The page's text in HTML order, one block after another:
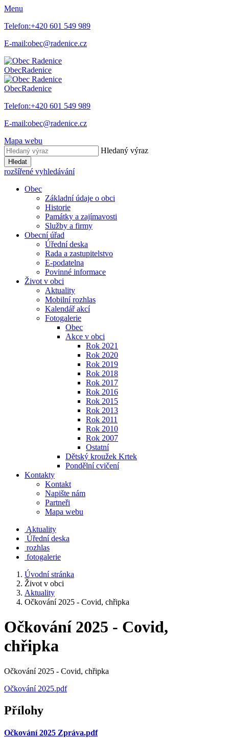
Menu
Telefon:+420 601 549 989
E-mail:obec@radenice.cz
ObecRadenice
ObecRadenice
Telefon:+420 601 549 989
E-mail:obec@radenice.cz
Mapa webu
Hledaný výraz
Hledat
rozšířené vyhledávání
Obec
Základní údaje o obci
Historie
Památky a zajímavosti
Služby a firmy
Obecní úřad
Úřední deska
Rada a zastupitelstvo
E-podatelna
Povinné informace
Život v obci
Aktuality
Mobilní rozhlas
Kalendář akcí
Fotogalerie
Obec
Akce v obci
Rok 2021
Rok 2020
Rok 2019
Rok 2018
Rok 2017
Rok 2016
Rok 2015
Rok 2013
Rok 2011
Rok 2010
Rok 2007
Ostatní
Dětský kroužek Krtek
Pondělní cvičení
Kontakty
Kontakt
Napište nám
Partneři
Mapa webu
Aktuality
Úřední deska
rozhlas
fotogalerie
Úvodní stránka
Život v obci
Aktuality
Očkování 2025 - Covid, chřipka
Očkování 2025 - Covid,
chřipka
Očkování 2025 - Covid, chřipka
Očkování 2025.pdf
Přílohy
Očkování 2025 Zpráva.pdf